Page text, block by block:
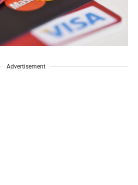
Advertisement